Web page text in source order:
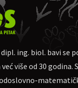
moguća uplata
webinar o
na webinaru
prije početka.
ing. biol. bavi se
više od 30 godina.